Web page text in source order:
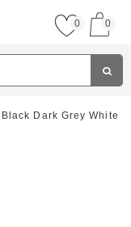
0 0
Dark Grey White